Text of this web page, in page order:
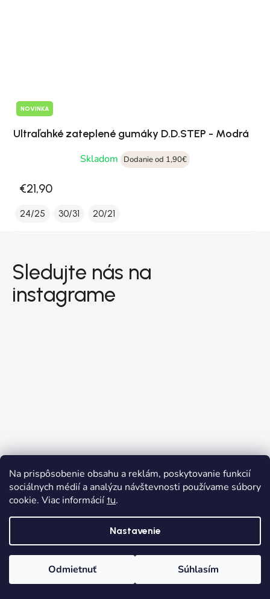
Na prispôsobenie obsahu a reklám, poskytovanie funkcií
sociálnych médií a analýzu návštevnosti používame súbory
cookie. Viac informácií tu.
Nastavenie
Odmietnuť Súhlasím
NOVINKA
Ultraľahké zateplené gumáky D.D.STEP - Modrá
Skladom
Dodanie od 1,90€
€21,90
24/25 30/31 20/21
Sledujte nás na
instagrame